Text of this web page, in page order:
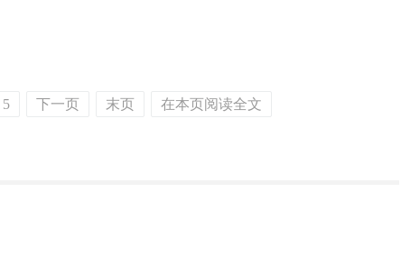
5 下一页 末页 在本页阅读全文